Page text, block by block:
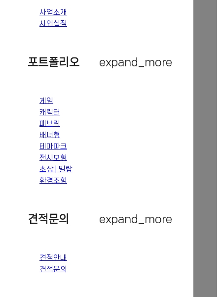
사업소개
사업실적
포트폴리오 expand_more
게임
캐릭터
패브릭
배너형
테마파크
전시모형
초상 | 밀랍
환경조형
견적문의 expand_more
견적안내
견적문의